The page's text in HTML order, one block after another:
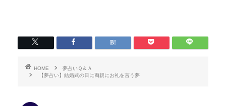
HOME
夢占いＱ＆Ａ
【夢占い】結婚式の日に両親にお礼を言う夢